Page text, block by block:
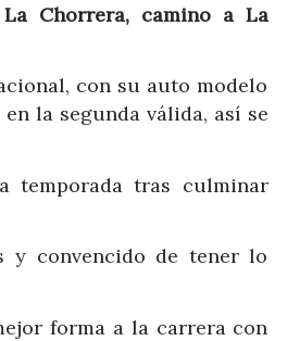
Chorrera, camino a La
con su auto modelo
la segunda válida, así se
temporada tras culminar
y convencido de tener lo
forma a la carrera con